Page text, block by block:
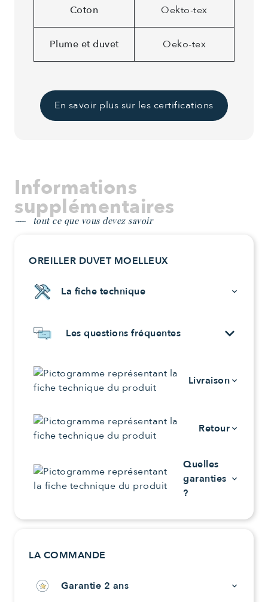
Coton Oekto-tex
Plume et duvet Oeko-tex
En savoir plus sur les certifications
Informations
supplémentaires
tout ce que vous devez savoir
OREILLER DUVET MOELLEUX
La fiche technique keyboard_arrow_down
Les questions fréquentes keyboard_arrow_down
Livraison keyboard_arrow_down
Retour keyboard_arrow_down
Quelles
garanties
?
keyboard_arrow_down
LA COMMANDE
Garantie 2 ans keyboard_arrow_down